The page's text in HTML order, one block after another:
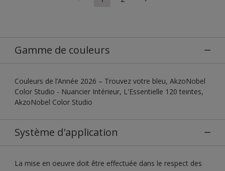
Gamme de couleurs
Couleurs de l’Année 2026 – Trouvez votre bleu, AkzoNobel
Color Studio - Nuancier Intérieur, L'Essentielle 120 teintes,
AkzoNobel Color Studio
Système d'application
La mise en oeuvre doit être effectuée dans le respect des